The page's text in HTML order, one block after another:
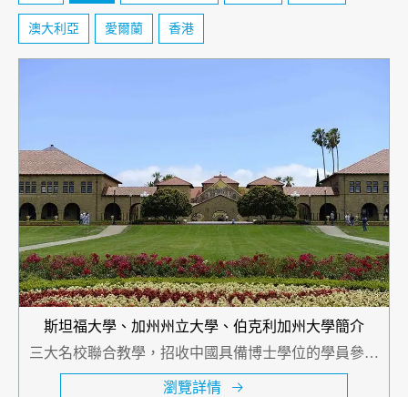
澳大利亞 愛爾蘭 香港
斯坦福大學、加州州立大學、伯克利加州大學簡介
三大名校聯合教學，招收中國具備博士學位的學員參加
訪問學者研究班專案，專案針對系統接受過博士專業教
瀏覽詳情